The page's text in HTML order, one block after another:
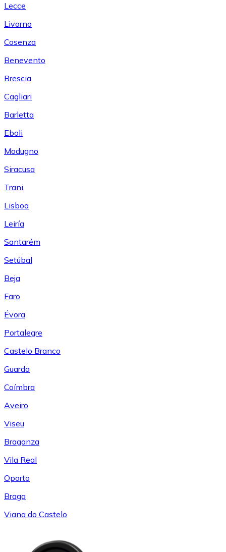
Lecce
Livorno
Cosenza
Benevento
Brescia
Cagliari
Barletta
Eboli
Modugno
Siracusa
Trani
Lisboa
Leiría
Santarém
Setúbal
Beja
Faro
Évora
Portalegre
Castelo Branco
Guarda
Coímbra
Aveiro
Viseu
Braganza
Vila Real
Oporto
Braga
Viana do Castelo